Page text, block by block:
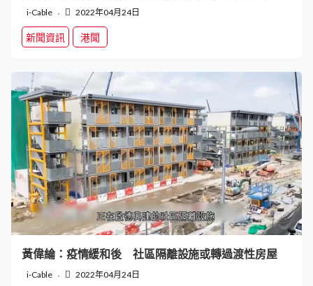
i-Cable 2022年04月24日
新聞資訊 港聞
黃偉綸：疫情緩和後 社區隔離設施或轉過渡性房屋
i-Cable 2022年04月24日